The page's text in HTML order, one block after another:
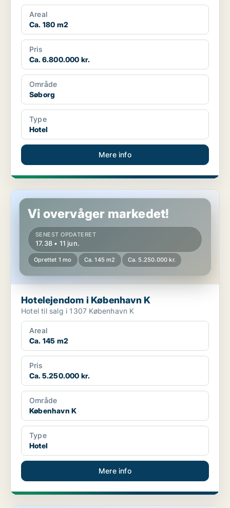
Areal
Ca. 180 m2
Pris
Ca. 6.800.000 kr.
Område
Søborg
Type
Hotel
Mere info
Hotelejendom i København K
Vi overvåger markedet!
SENEST OPDATERET
17.38 • 11 jun.
Oprettet 1 mo Ca. 145 m2 Ca. 5.250.000 kr.
Hotelejendom i København K
Hotel til salg i 1307 København K
Areal
Ca. 145 m2
Pris
Ca. 5.250.000 kr.
Område
København K
Type
Hotel
Mere info